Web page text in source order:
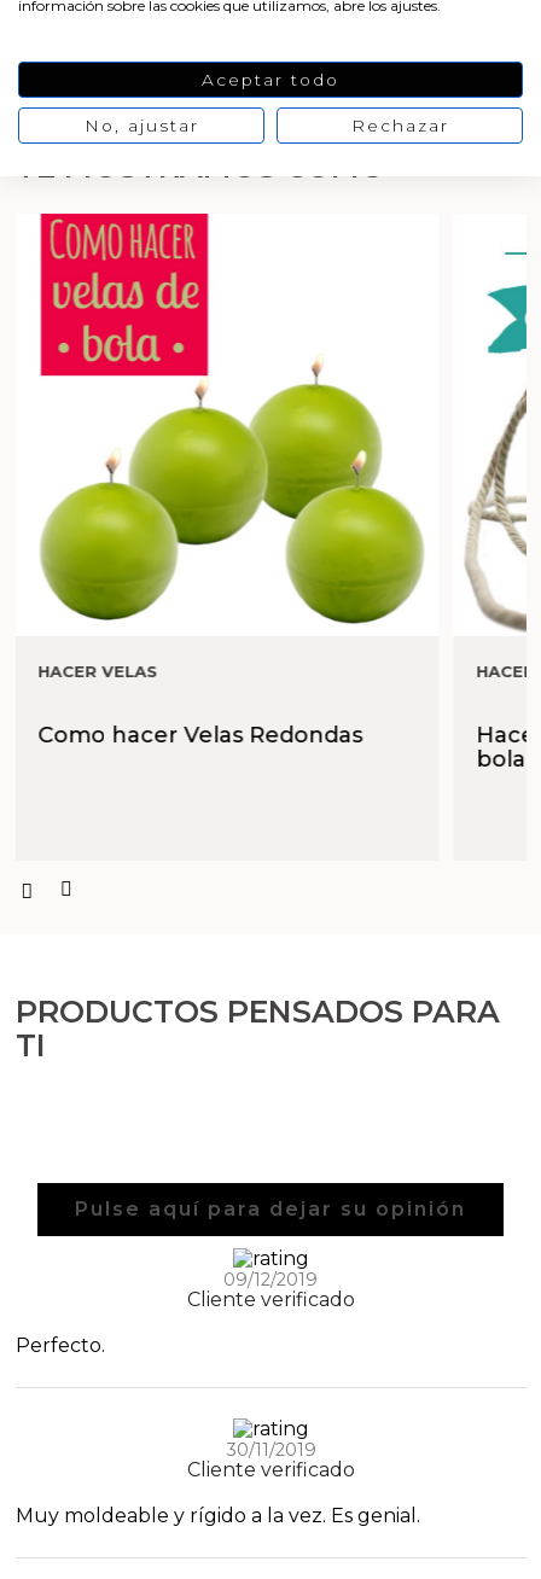
¿Dónde comprar molde para
TE MOSTRAMOS CÓMO
HACER VELAS
Como hacer Velas Redondas
HACER
bola
PRODUCTOS PENSADOS PARA
TI
Pulse aquí para dejar su opinión
09/12/2019
Cliente verificado
Perfecto.
30/11/2019
Cliente verificado
Muy moldeable y rígido a la vez. Es genial.
Aceites y Mantecas
Aceites Esenciales
información sobre las cookies que utilizamos, abre los ajustes.
Aceptar todo
No, ajustar Rechazar